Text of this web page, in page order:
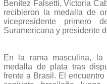
Benítez Falsetti, Victoria
recibieron la medalla de
vicepresidente primero
Suramericana y presidente
En la rama masculina, la
medalla de plata tras
frente a Brasil. El